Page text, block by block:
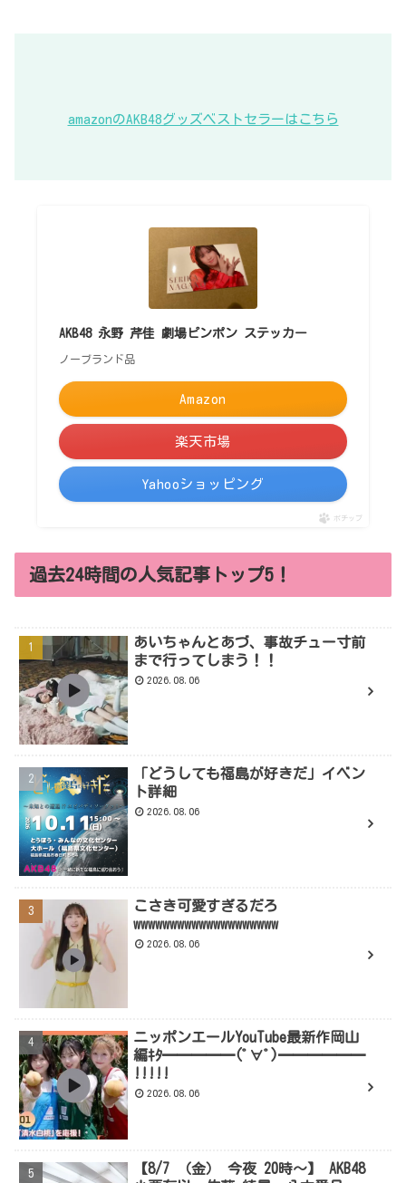
amazonのAKB48グッズベストセラーはこちら
AKB48 永野 芹佳 劇場ピンポン ステッカー
ノーブランド品
Amazon
楽天市場
Yahooショッピング
ポチップ
過去24時間の人気記事トップ5！
あいちゃんとあづ、事故チュー寸前
まで行ってしまう！！
2026.08.06
「どうしても福島が好きだ」イベン
ト詳細
2026.08.06
こさき可愛すぎるだろ
wwwwwwwwwwwwwwwwwwww
2026.08.06
ニッポンエールYouTube最新作岡山
編ｷﾀ━━━━━(ﾟ∀ﾟ)━━━━━━
!!!!!
2026.08.06
【8/7 （金） 今夜 20時～】 AKB48